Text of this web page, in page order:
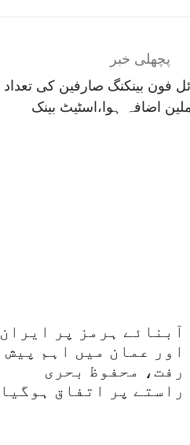
پچھلی خبر
فون بینکنگ صارفین کی تعداد
آبنائے ہرمز پر ایران
اور عمان میں اہم پیش
رفت، محفوظ بحری
راستے پر اتفاق ہوگیا